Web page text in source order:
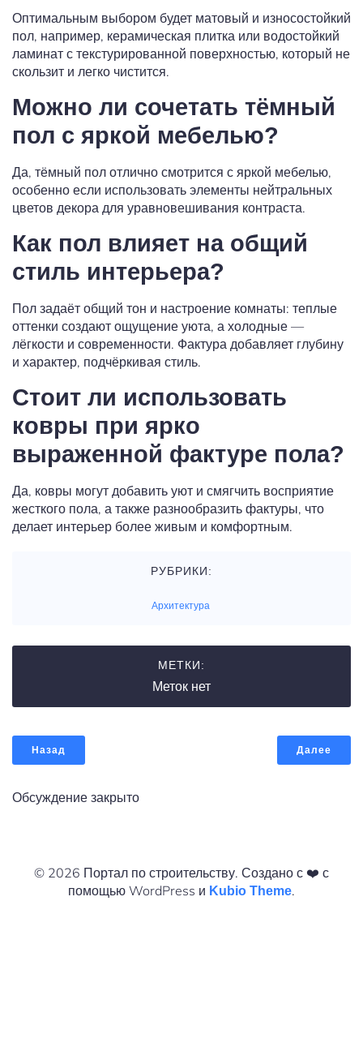
Оптимальным выбором будет матовый и износостойкий
пол, например, керамическая плитка или водостойкий
ламинат с текстурированной поверхностью, который не
скользит и легко чистится.
Можно ли сочетать тёмный
пол с яркой мебелью?
Да, тёмный пол отлично смотрится с яркой мебелью,
особенно если использовать элементы нейтральных
цветов декора для уравновешивания контраста.
Как пол влияет на общий
стиль интерьера?
Пол задаёт общий тон и настроение комнаты: теплые
оттенки создают ощущение уюта, а холодные —
лёгкости и современности. Фактура добавляет глубину
и характер, подчёркивая стиль.
Стоит ли использовать
ковры при ярко
выраженной фактуре пола?
Да, ковры могут добавить уют и смягчить восприятие
жесткого пола, а также разнообразить фактуры, что
делает интерьер более живым и комфортным.
РУБРИКИ:
Архитектура
МЕТКИ:
Меток нет
Назад Далее
Обсуждение закрыто
© 2026 Портал по строительству. Создано с ❤️ с
помощью WordPress и Kubio Theme.